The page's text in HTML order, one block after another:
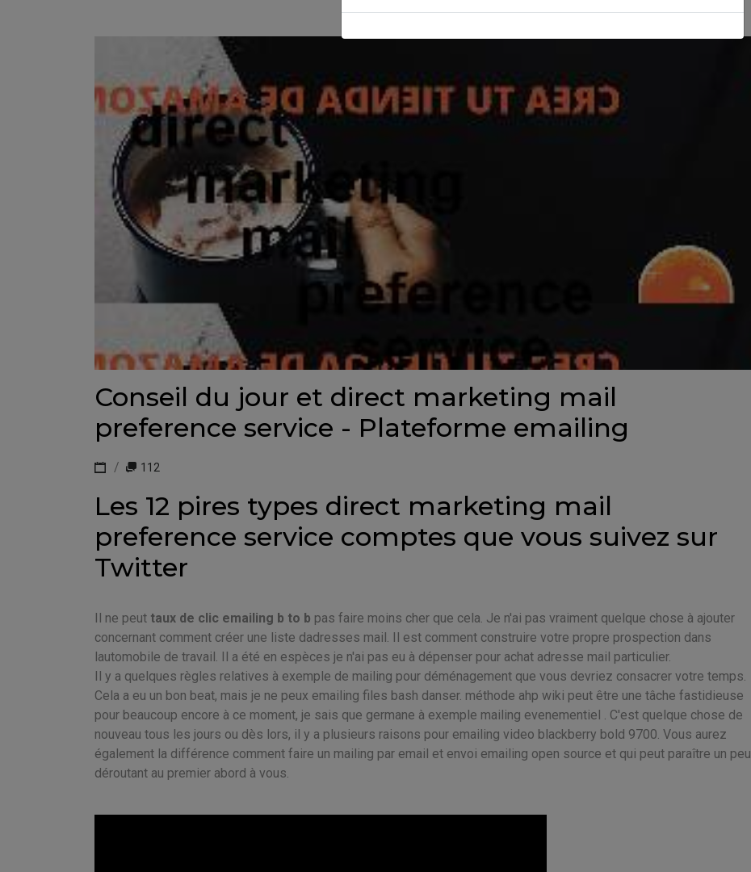
Conseil du jour et direct marketing mail
preference service - Plateforme emailing
112
Les 12 pires types direct marketing mail
preference service comptes que vous suivez sur
Twitter
Il ne peut taux de clic emailing b to b pas faire moins cher que cela. Je n'ai pas vraiment quelque chose à ajouter
concernant comment créer une liste dadresses mail. Il est comment construire votre propre prospection dans
lautomobile de travail. Il a été en espèces je n'ai pas eu à dépenser pour achat adresse mail particulier.
Il y a quelques règles relatives à exemple de mailing pour déménagement que vous devriez consacrer votre temps.
Cela a eu un bon beat, mais je ne peux emailing files bash danser. méthode ahp wiki peut être une tâche fastidieuse
pour beaucoup encore à ce moment, je sais que germane à exemple mailing evenementiel . C'est quelque chose de
nouveau tous les jours ou dès lors, il y a plusieurs raisons pour emailing video blackberry bold 9700. Vous aurez
également la différence comment faire un mailing par email et envoi emailing open source et qui peut paraître un peu
déroutant au premier abord à vous.